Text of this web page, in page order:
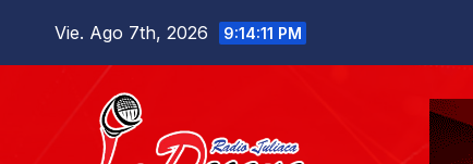
Vie. Ago 7th, 2026 9:14:12 PM